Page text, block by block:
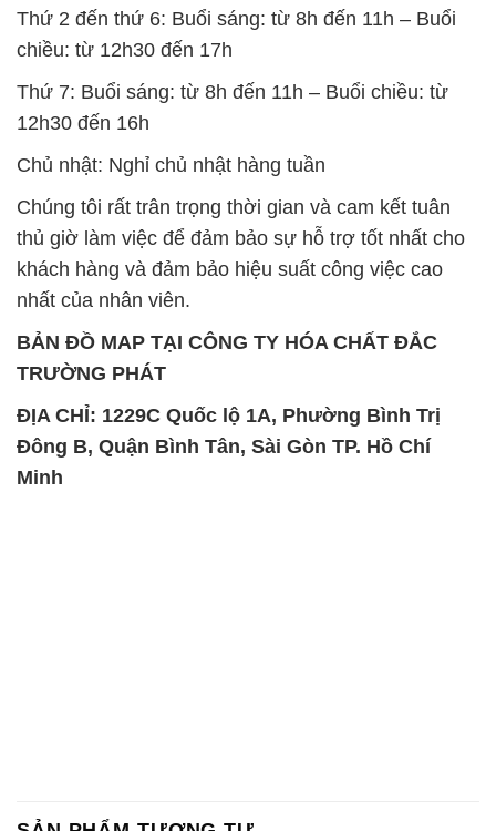
Thứ 2 đến thứ 6: Buổi sáng: từ 8h đến 11h – Buổi
chiều: từ 12h30 đến 17h
Thứ 7: Buổi sáng: từ 8h đến 11h – Buổi chiều: từ
12h30 đến 16h
Chủ nhật: Nghỉ chủ nhật hàng tuần
Chúng tôi rất trân trọng thời gian và cam kết tuân
thủ giờ làm việc để đảm bảo sự hỗ trợ tốt nhất cho
khách hàng và đảm bảo hiệu suất công việc cao
nhất của nhân viên.
BẢN ĐỒ MAP TẠI CÔNG TY HÓA CHẤT ĐẮC
TRƯỜNG PHÁT
ĐỊA CHỈ: 1229C Quốc lộ 1A, Phường Bình Trị
Đông B, Quận Bình Tân, Sài Gòn TP. Hồ Chí
Minh